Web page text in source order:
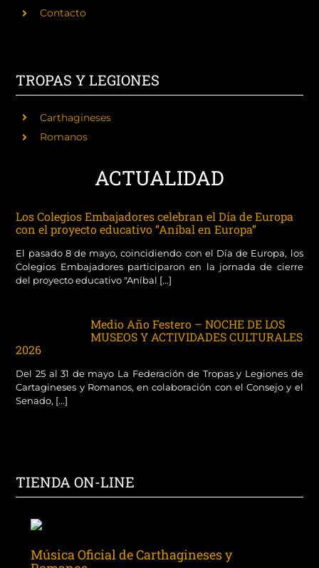
Contacto
TROPAS Y LEGIONES
Carthagineses
Romanos
ACTUALIDAD
Los Colegios Embajadores celebran el Día de Europa
con el proyecto educativo “Aníbal en Europa”
El pasado 8 de mayo, coincidiendo con el Día de Europa, los
Colegios Embajadores participaron en la jornada de cierre
del proyecto educativo "Aníbal [...]
Medio Año Festero – NOCHE DE LOS
MUSEOS Y ACTIVIDADES CULTURALES
2026
Del 25 al 31 de mayo La Federación de Tropas y Legiones de
Cartagineses y Romanos, en colaboración con el Consejo y el
Senado, [...]
TIENDA ON-LINE
Música Oficial de Carthagineses y